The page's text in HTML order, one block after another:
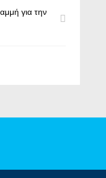
για την